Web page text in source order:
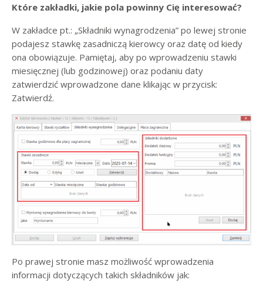
Które zakładki, jakie pola powinny Cię interesować?
W zakładce pt.: „Składniki wynagrodzenia” po lewej stronie
podajesz stawkę zasadniczą kierowcy oraz datę od kiedy
ona obowiązuje. Pamiętaj, aby po wprowadzeniu stawki
miesięcznej (lub godzinowej) oraz podaniu daty
zatwierdzić wprowadzone dane klikając w przycisk:
Zatwierdź.
Po prawej stronie masz możliwość wprowadzenia
informacji dotyczących takich składników jak: